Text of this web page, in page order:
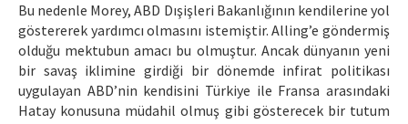
Bu nedenle Morey, ABD Dışişleri Bakanlığının kendilerine yol
göstererek yardımcı olmasını istemiştir. Alling’e göndermiş
olduğu mektubun amacı bu olmuştur. Ancak dünyanın yeni
bir savaş iklimine girdiği bir dönemde infirat politikası
uygulayan ABD’nin kendisini Türkiye ile Fransa arasındaki
Hatay konusuna müdahil olmuş gibi gösterecek bir tutum